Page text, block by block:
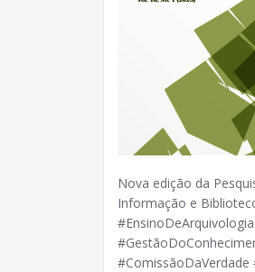
Nova edição da
Informação e
#ComissãoDaVerdade